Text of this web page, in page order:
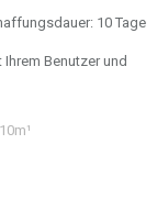
10 Tage
Benutzer und